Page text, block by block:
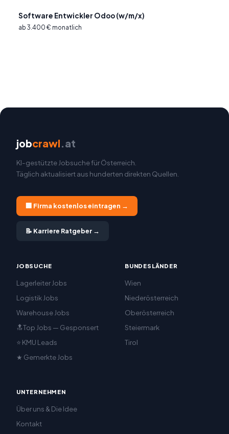
Software Entwickler Odoo (w/m/x)
ab 3.400 € monatlich
jobcrawl.at
KI-gestützte Jobsuche für Österreich.
Täglich aktualisiert aus hunderten direkten Quellen.
🏢 Firma kostenlos eintragen →
📝 Karriere Ratgeber →
JOBSUCHE
Lagerleiter Jobs
Logistik Jobs
Warehouse Jobs
🔝Top Jobs — Gesponsert
⭐ KMU Leads
★ Gemerkte Jobs
BUNDESLÄNDER
Wien
Niederösterreich
Oberösterreich
Steiermark
Tirol
UNTERNEHMEN
Über uns & Die Idee
Kontakt